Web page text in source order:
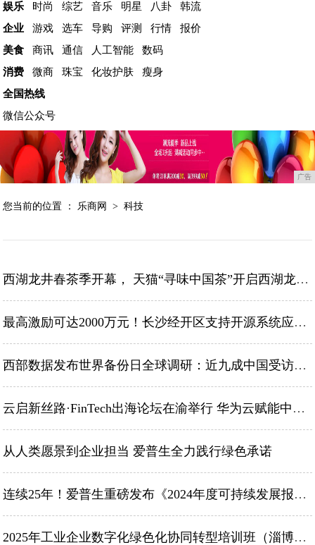
娱乐
时尚 综艺 音乐 明星 八卦
韩流
企业
游戏 选车 导购 评测 行情
报价
美食
商讯 通信 人工智能
数码
消费
微商 珠宝 化妆护肤
瘦身
全国热线
微信公众号
广告
您当前的位置 ： 乐商网 >科技
西湖龙井春茶季开幕， 天猫“寻味中国茶”开启西湖龙井站
最高激励可达2000万元！长沙经开区支持开源系统应用，鸿蒙生态再迎重大利好
西部数据发布世界备份日全球调研：近九成中国受访者积极备份数据
云启新丝路·FinTech出海论坛在渝举行 华为云赋能中国金融科技全球化
从人类愿景到企业担当 爱普生全力践行绿色承诺
连续25年！爱普生重磅发布《2024年度可持续发展报告》
2025年工业企业数字化绿色化协同转型培训班（淄博高青）成功举办